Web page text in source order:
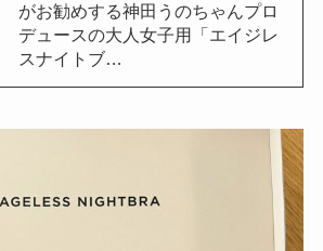
がお勧めする神田うのちゃんプロ
デュースの大人女子用「エイジレ
スナイトブ…